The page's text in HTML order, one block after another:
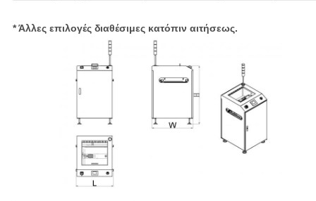
* Άλλες επιλογές διαθέσιμες κατόπιν αιτήσεως.